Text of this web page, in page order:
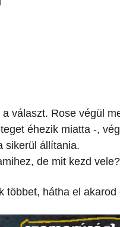
választ. Rose végül
éhezik miatta -,
sikerül állítania.
de mit kezd vele?
hátha el akarod